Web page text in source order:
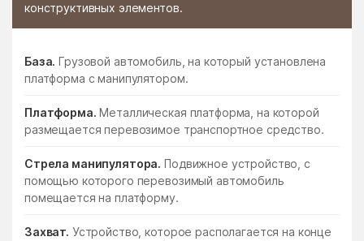
конструктивных элементов.
База. Грузовой автомобиль, на который установлена
платформа с манипулятором.
Платформа. Металлическая платформа, на которой
размещается перевозимое транспортное средство.
Стрела манипулятора. Подвижное устройство, с
помощью которого перевозимый автомобиль
помещается на платформу.
Захват. Устройство, которое располагается на конце